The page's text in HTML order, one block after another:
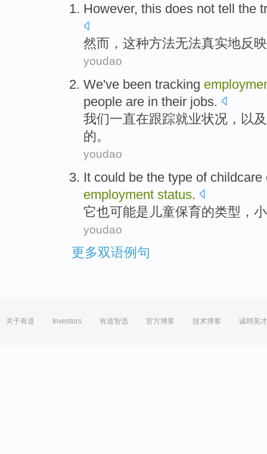
However, this does not tell the
然而 ， 这种方法无法真实地反映
youdao
We've been tracking
people are in their jobs.
我们一直在跟踪就业状况 ， 以及
的。
youdao
It could be the type of childcare
employment status.
它也可能是 儿童保育的类型 ，
youdao
更多双语例句
关于有道 Investors 有道智选 官方博客 技术博客 诚聘英才